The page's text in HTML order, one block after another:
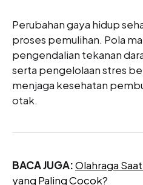
Perubahan gaya hidup
proses pemulihan. Pola
pengendalian tekanan
serta pengelolaan stres
menjaga kesehatan
otak.
BACA JUGA:Olahraga
yang Paling Cocok?